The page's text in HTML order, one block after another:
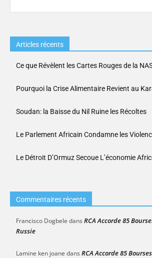
Articles récents
Ce que Révèlent les Cartes Rouges de la
Pourquoi la Crise Alimentaire Revient au
Soudan: la Baisse du Nil Ruine les Récoltes
Le Parlement Africain Condamne les
Le Détroit D’Ormuz Secoue L’économie
Commentaires récents
Francisco Dogbele dans RCA Accorde 85
Russie
Lamine ken joane dans RCA Accorde 85